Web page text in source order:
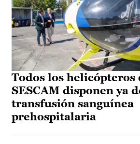
Todos los helicópteros
SESCAM disponen ya
transfusión sanguínea
prehospitalaria